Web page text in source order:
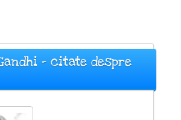
- citate despre